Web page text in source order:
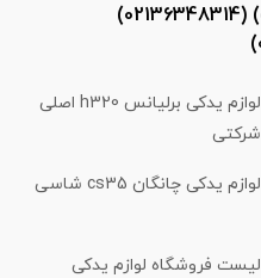
دسترسی سریع (09025483665) (02136348314)
لوازم یدکی برلیانس h320 اصلی
شرکتی
لوازم یدکی چانگان cs35 شاسی
لیست فروشگاه لوازم یدکی